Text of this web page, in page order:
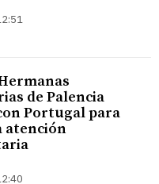
de Palencia
Portugal para
atención